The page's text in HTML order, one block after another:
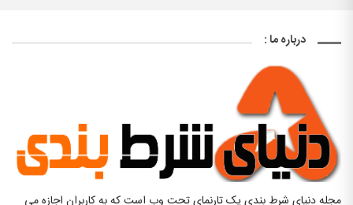
درباره ما :
مجله دنیای شرط بندی یک تارنمای تحت وب است که به کاربران اجازه می